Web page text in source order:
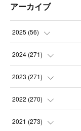
アーカイブ
2025 (56)
(14
(21
(21
2024 (271)
(21
(22
(23
2023 (271)
(22
(23
2022 (270)
(23
2021 (273)